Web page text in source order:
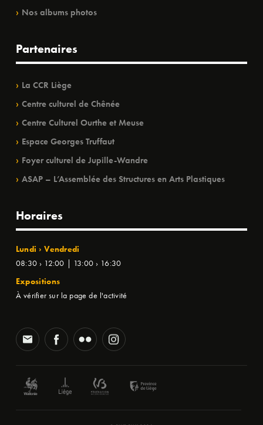
Nos albums photos
Partenaires
La CCR Liège
Centre culturel de Chênée
Centre Culturel Ourthe et Meuse
Espace Georges Truffaut
Foyer culturel de Jupille-Wandre
ASAP – L’Assemblée des Structures en Arts Plastiques
Horaires
Lundi › Vendredi
08:30 › 12:00 | 13:00 › 16:30
Expositions
À vérifier sur la page de l'activité